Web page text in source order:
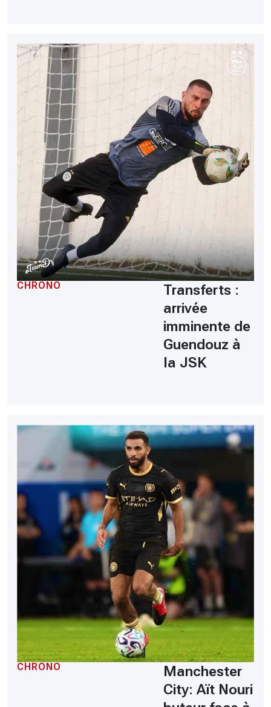
CHRONO
Transferts :
arrivée
imminente de
Guendouz à
la JSK
CHRONO
Manchester
City: Aït Nouri